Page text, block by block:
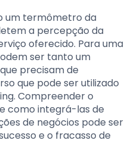
um termômetro da
a percepção da
oferecido. Para uma
ser tanto um
precisam de
que pode ser utilizado
Compreender o
como integrá-las de
de negócios pode ser
e o fracasso de